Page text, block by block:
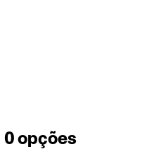
0 opções